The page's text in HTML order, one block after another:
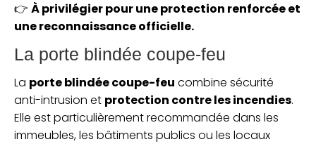
👉 À privilégier pour une protection renforcée et
une reconnaissance officielle.
La porte blindée coupe-feu
La porte blindée coupe-feu combine sécurité
anti-intrusion et protection contre les incendies.
Elle est particulièrement recommandée dans les
immeubles, les bâtiments publics ou les locaux